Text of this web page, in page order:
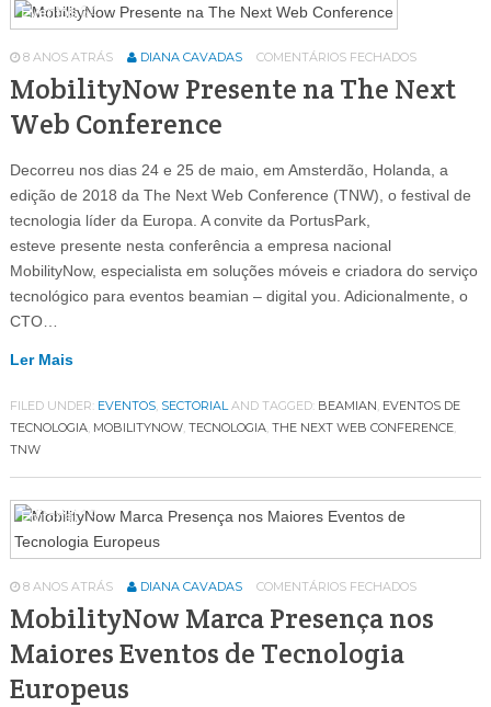
Eventos64
8 ANOS ATRÁS DIANA CAVADAS COMENTÁRIOS FECHADOS
MobilityNow Presente na The Next
Web Conference
Decorreu nos dias 24 e 25 de maio, em Amsterdão, Holanda, a
edição de 2018 da The Next Web Conference (TNW), o festival de
tecnologia líder da Europa. A convite da PortusPark,
esteve presente nesta conferência a empresa nacional
MobilityNow, especialista em soluções móveis e criadora do serviço
tecnológico para eventos beamian – digital you. Adicionalmente, o
CTO…
Ler Mais
FILED UNDER: EVENTOS, SECTORIAL AND TAGGED: BEAMIAN, EVENTOS DE
TECNOLOGIA, MOBILITYNOW, TECNOLOGIA, THE NEXT WEB CONFERENCE,
TNW
Editorial19
8 ANOS ATRÁS DIANA CAVADAS COMENTÁRIOS FECHADOS
MobilityNow Marca Presença nos
Maiores Eventos de Tecnologia
Europeus